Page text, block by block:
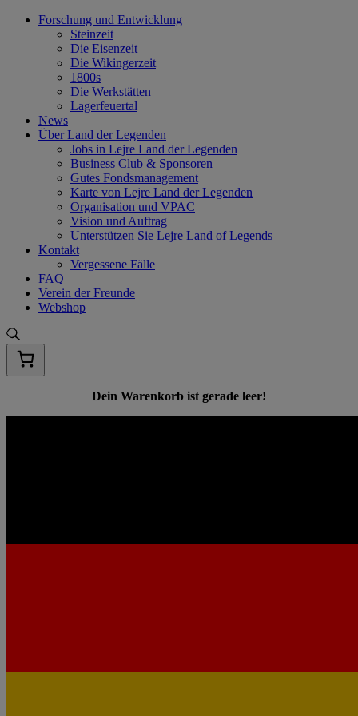
Skip
Forschung und Entwicklung
Steinzeit
Die Eisenzeit
Die Wikingerzeit
1800s
Die Werkstätten
Lagerfeuertal
News
Über Land der Legenden
Jobs in Lejre Land der Legenden
Business Club & Sponsoren
Gutes Fondsmanagement
Karte von Lejre Land der Legenden
Organisation und VPAC
Vision und Auftrag
Unterstützen Sie Lejre Land of Legends
Kontakt
Vergessene Fälle
FAQ
Verein der Freunde
Webshop
Dein Warenkorb ist gerade leer!